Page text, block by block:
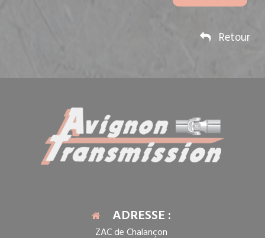
Retour
ADRESSE :
ZAC de Chalançon